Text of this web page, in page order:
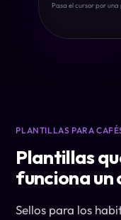
Pasa el cursor por
PLANTILLAS PARA
Plantillas
funciona un
Sellos para los